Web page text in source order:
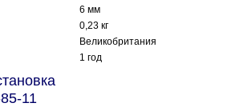
6 мм
0,23 кг
Великобритания
1 год
11